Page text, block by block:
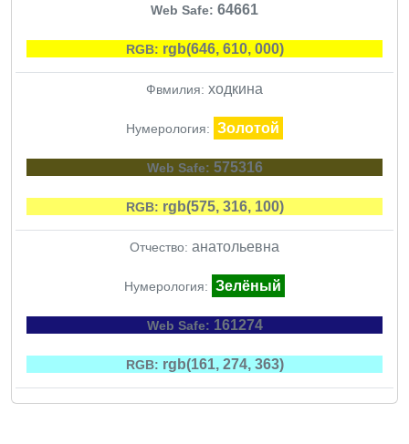
Web Safe: 64661
RGB: rgb(646, 610, 000)
Фвмилия: ходкина
Нумерология: Золотой
Web Safe: 575316
RGB: rgb(575, 316, 100)
Отчество: анатольевна
Нумерология: Зелёный
Web Safe: 161274
RGB: rgb(161, 274, 363)